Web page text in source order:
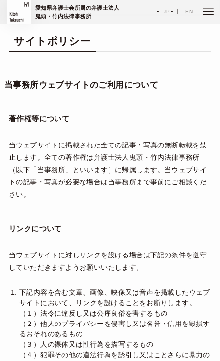
愛知県弁護士会所属の弁護士法人
鬼頭・竹内法律事務所
JP EN
ホーム サイトポリシー
サイトポリシー
当事務所ウェブサイトのご利用について
著作権等について
当ウェブサイトに掲載された全ての記事・写真の無断転載を禁
止します。全ての著作権は弁護士法人鬼頭・竹内法律事務所
（以下「当事務所」といいます）に帰属します。当ウェブサイ
トの記事・写真が必要な場合は当事務所まで事前にご相談くだ
さい。
リンクについて
当ウェブサイトに対しリンクを設ける場合は下記の条件を遵守
していただきますようお願いいたします。
下記内容を含む文章、画像、映像又は音声を掲載したウェブ
サイトにおいて、リンクを設けることをお断りします。
（１）法令に違反し又は公序良俗を害するもの
（２）他人のプライバシーを侵害し又は名誉・信用を毀損す
るおそれのあるもの
（３）人の裸体又は性行為を描写するもの
（４）犯罪その他の違法行為を誘引し又はことさらに暴力の